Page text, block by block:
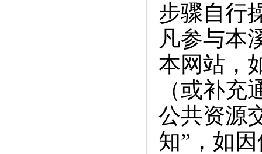
步骤自行
凡参与本
本网站，
（或补
公共资源
知”，如